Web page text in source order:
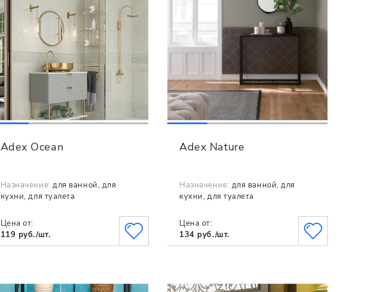
Adex Ocean
Назначение: для ванной, для
кухни, для туалета
Цена от:
119 руб./шт.
Adex Nature
Назначение: для ванной, для
кухни, для туалета
Цена от:
134 руб./шт.